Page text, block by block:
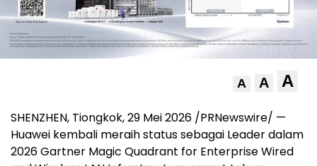
A A A
SHENZHEN, Tiongkok, 29 Mei 2026 /PRNewswire/ —
Huawei kembali meraih status sebagai Leader dalam
2026 Gartner Magic Quadrant for Enterprise Wired